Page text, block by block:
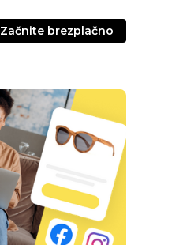
Začnite brezplačno